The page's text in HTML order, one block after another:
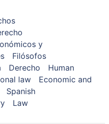
y
Filósofos
Derecho
Human
law
Economic and
Spanish
Law